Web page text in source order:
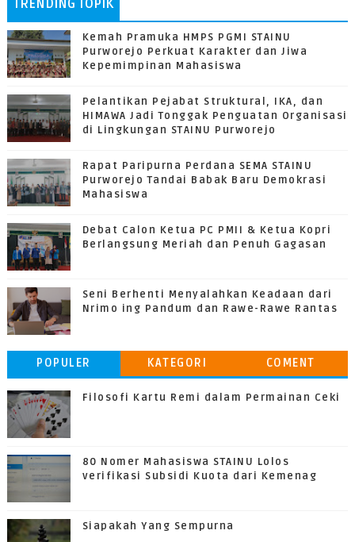
TRENDING TOPIK
Kemah Pramuka HMPS PGMI STAINU
Purworejo Perkuat Karakter dan Jiwa
Kepemimpinan Mahasiswa
Pelantikan Pejabat Struktural, IKA, dan
HIMAWA Jadi Tonggak Penguatan Organisasi
di Lingkungan STAINU Purworejo
Rapat Paripurna Perdana SEMA STAINU
Purworejo Tandai Babak Baru Demokrasi
Mahasiswa
Debat Calon Ketua PC PMII & Ketua Kopri
Berlangsung Meriah dan Penuh Gagasan
Seni Berhenti Menyalahkan Keadaan dari
Nrimo ing Pandum dan Rawe-Rawe Rantas
POPULER KATEGORI COMENT
Filosofi Kartu Remi dalam Permainan Ceki
80 Nomer Mahasiswa STAINU Lolos
verifikasi Subsidi Kuota dari Kemenag
Siapakah Yang Sempurna